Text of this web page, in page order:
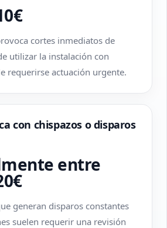
cortes inmediatos de
utilizar la instalación con
requerirse actuación urgente.
con chispazos o disparos
entre
generan disparos constantes
suelen requerir una revisión